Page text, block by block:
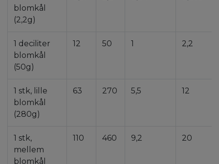
blomkål
(2,2g)
1 deciliter
blomkål
(50g)
12 50 1 2,2
1 stk, lille
blomkål
(280g)
63 270 5,5 12
1 stk,
mellem
blomkål
110 460 9,2 20